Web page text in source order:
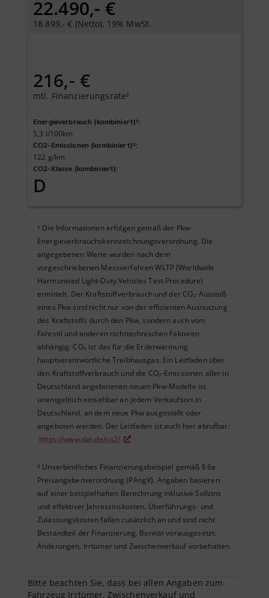
22.490,- €
18.899,- € (Netto), 19% MwSt.
216,- €
mtl. Finanzierungsrate²
Energieverbrauch (kombiniert)¹:
5,3 l/100km
CO2-Emissionen (kombiniert)¹:
122 g/km
CO2-Klasse (kombiniert):
D
¹ Die Informationen erfolgen gemäß der Pkw-
Energieverbrauchskennzeichnungsverordnung. Die
angegebenen Werte wurden nach dem
vorgeschriebenen Messverfahren WLTP (Worldwide
Harmonised Light-Duty Vehicles Test Procedure)
ermittelt. Der Kraftstoffverbrauch und der CO₂-Ausstoß
eines Pkw sind nicht nur von der effizienten Ausnutzung
des Kraftstoffs durch den Pkw, sondern auch vom
Fahrstil und anderen nichttechnischen Faktoren
abhängig. CO₂ ist das für die Erderwärmung
hauptverantwortliche Treibhausgas. Ein Leitfaden über
den Kraftstoffverbrauch und die CO₂-Emissionen aller in
Deutschland angebotenen neuen Pkw-Modelle ist
unentgeltlich einsehbar an jedem Verkaufsort in
Deutschland, an dem neue Pkw ausgestellt oder
angeboten werden. Der Leitfaden ist auch hier abrufbar:
https://www.dat.de/co2/
² Unverbindliches Finanzierungsbeispiel gemäß § 6a
Preisangabenverordnung (PAngV). Angaben basieren
auf einer beispielhaften Berechnung inklusive Sollzins
und effektiver Jahreszinskosten. Überführungs- und
Zulassungskosten fallen zusätzlich an und sind nicht
Bestandteil der Finanzierung. Bonität vorausgesetzt.
Änderungen, Irrtümer und Zwischenverkauf vorbehalten.
Bitte beachten Sie, dass bei allen Angaben zum
Fahrzeug Irrtümer, Zwischenverkauf und